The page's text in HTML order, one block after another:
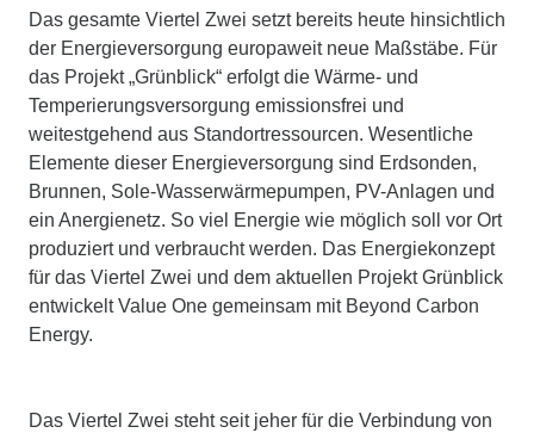
Das gesamte Viertel Zwei setzt bereits heute hinsichtlich
der Energieversorgung europaweit neue Maßstäbe. Für
das Projekt „Grünblick“ erfolgt die Wärme- und
Temperierungsversorgung emissionsfrei und
weitestgehend aus Standortressourcen. Wesentliche
Elemente dieser Energieversorgung sind Erdsonden,
Brunnen, Sole-Wasserwärmepumpen, PV-Anlagen und
ein Anergienetz. So viel Energie wie möglich soll vor Ort
produziert und verbraucht werden. Das Energiekonzept
für das Viertel Zwei und dem aktuellen Projekt Grünblick
entwickelt Value One gemeinsam mit Beyond Carbon
Energy.
Das Viertel Zwei steht seit jeher für die Verbindung von